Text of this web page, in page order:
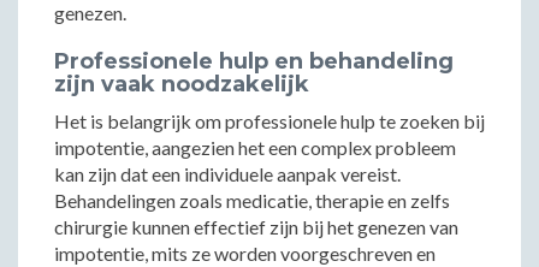
genezen.
Professionele hulp en behandeling
zijn vaak noodzakelijk
Het is belangrijk om professionele hulp te zoeken bij
impotentie, aangezien het een complex probleem
kan zijn dat een individuele aanpak vereist.
Behandelingen zoals medicatie, therapie en zelfs
chirurgie kunnen effectief zijn bij het genezen van
impotentie, mits ze worden voorgeschreven en